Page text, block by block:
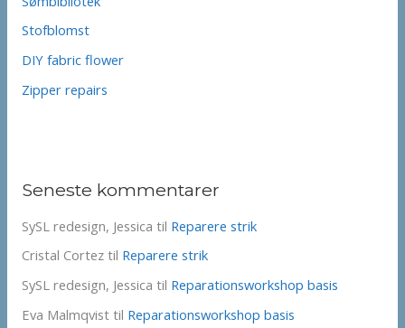
Stofblomst
DIY fabric flower
Zipper repairs
Seneste kommentarer
SySL redesign, Jessica til Reparere strik
Cristal Corteztil Reparere strik
SySL redesign, Jessica til Reparationsworkshop basis
Eva Malmqvisttil Reparationsworkshop basis